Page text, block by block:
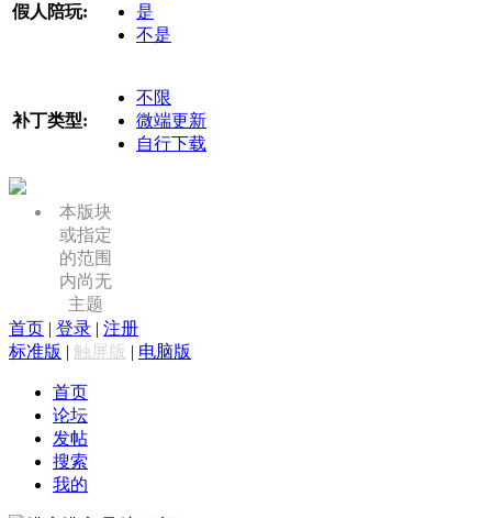
假人陪玩:
是
不是
补丁类型:
不限
微端更新
自行下载
本版块
或指定
的范围
内尚无
主题
首页 | 登录 | 注册
标准版 | 触屏版 | 电脑版
首页
论坛
发帖
搜索
我的